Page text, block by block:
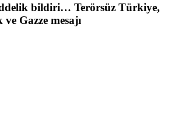
bildiri… Terörsüz Türkiye,
Gazze mesajı